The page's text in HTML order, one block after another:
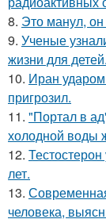
8. Это манул,
9. Ученые
жизни для детей.
10. Иран
пригрозил.
11. "Портал в
холодной воды
12.
лет.
13.
человека,